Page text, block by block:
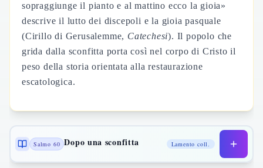
sopraggiunge il pianto e al mattino ecco la gioia»
descrive il lutto dei discepoli e la gioia pasquale
(Cirillo di Gerusalemme, Catechesi). Il popolo che
grida dalla sconfitta porta così nel corpo di Cristo il
peso della storia orientata alla restaurazione
escatologica.
Salmo 60 Dopo una sconfitta Lamento coll.